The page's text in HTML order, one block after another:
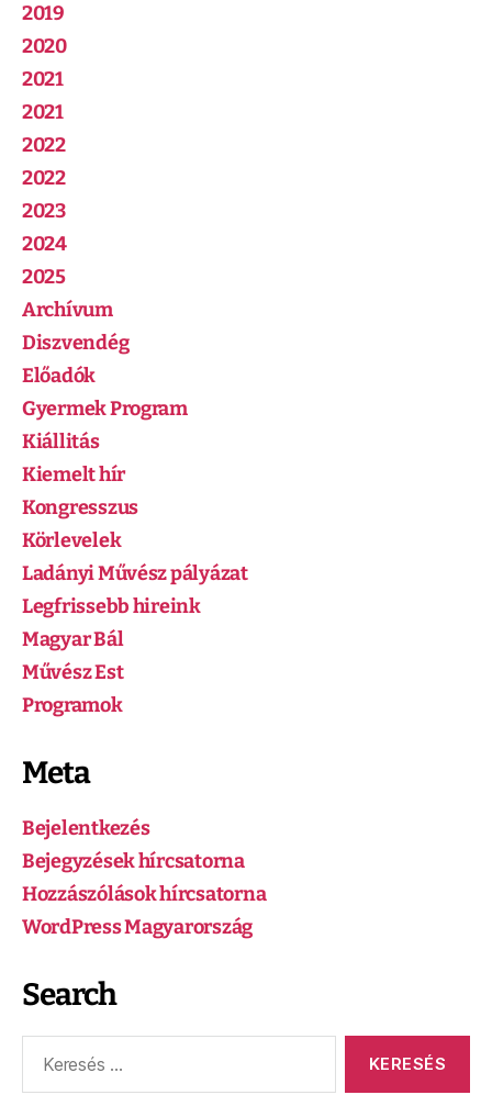
2019
2020
2021
2021
2022
2022
2023
2024
2025
Archívum
Diszvendég
Előadók
Gyermek Program
Kiállitás
Kiemelt hír
Kongresszus
Körlevelek
Ladányi Művész pályázat
Legfrissebb hireink
Magyar Bál
Művész Est
Programok
Meta
Bejelentkezés
Bejegyzések hírcsatorna
Hozzászólások hírcsatorna
WordPress Magyarország
Search